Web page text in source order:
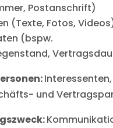
Postanschrift)
(Texte, Fotos,
(bspw.
Interessenten,
und